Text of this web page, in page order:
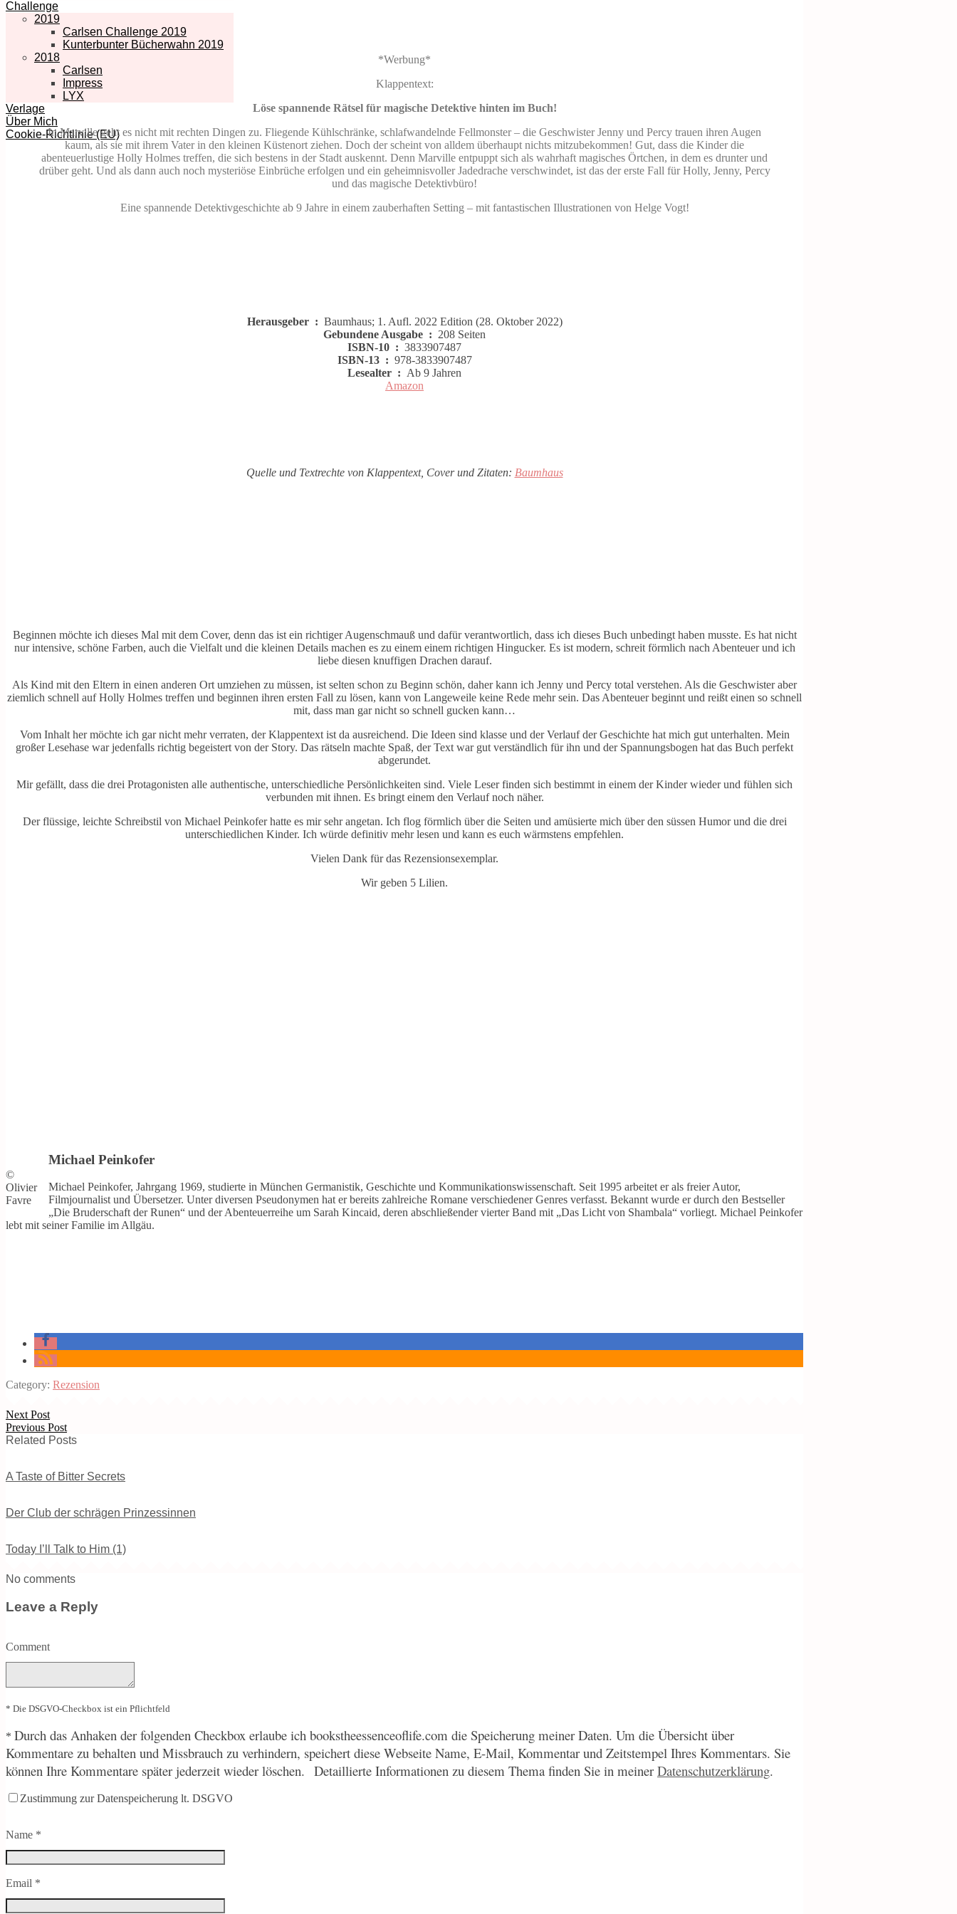
Challenge
2019
Carlsen Challenge 2019
Kunterbunter Bücherwahn 2019
2018
Carlsen
Impress
LYX
Verlage
Über Mich
Cookie-Richtlinie (EU)
*Werbung*
Klappentext:
Löse spannende Rätsel für magische Detektive hinten im Buch!
In Marville geht es nicht mit rechten Dingen zu. Fliegende Kühlschränke, schlafwandelnde Fellmonster – die Geschwister Jenny und Percy trauen ihren Augen
kaum, als sie mit ihrem Vater in den kleinen Küstenort ziehen. Doch der scheint von alldem überhaupt nichts mitzubekommen! Gut, dass die Kinder die
abenteuerlustige Holly Holmes treffen, die sich bestens in der Stadt auskennt. Denn Marville entpuppt sich als wahrhaft magisches Örtchen, in dem es drunter und
drüber geht. Und als dann auch noch mysteriöse Einbrüche erfolgen und ein geheimnisvoller Jadedrache verschwindet, ist das der erste Fall für Holly, Jenny, Percy
und das magische Detektivbüro!
Eine spannende Detektivgeschichte ab 9 Jahre in einem zauberhaften Setting – mit fantastischen Illustrationen von Helge Vogt!
Herausgeber ‏ : ‎ Baumhaus; 1. Aufl. 2022 Edition (28. Oktober 2022)
Gebundene Ausgabe ‏ : ‎ 208 Seiten
ISBN-10 ‏ : ‎ 3833907487
ISBN-13 ‏ : ‎ 978-3833907487
Lesealter ‏ : ‎ Ab 9 Jahren
Amazon
Quelle und Textrechte von Klappentext, Cover und Zitaten: Baumhaus
Beginnen möchte ich dieses Mal mit dem Cover, denn das ist ein richtiger Augenschmauß und dafür verantwortlich, dass ich dieses Buch unbedingt haben musste. Es hat nicht
nur intensive, schöne Farben, auch die Vielfalt und die kleinen Details machen es zu einem einem richtigen Hingucker. Es ist modern, schreit förmlich nach Abenteuer und ich
liebe diesen knuffigen Drachen darauf.
Als Kind mit den Eltern in einen anderen Ort umziehen zu müssen, ist selten schon zu Beginn schön, daher kann ich Jenny und Percy total verstehen. Als die Geschwister aber
ziemlich schnell auf Holly Holmes treffen und beginnen ihren ersten Fall zu lösen, kann von Langeweile keine Rede mehr sein. Das Abenteuer beginnt und reißt einen so schnell
mit, dass man gar nicht so schnell gucken kann…
Vom Inhalt her möchte ich gar nicht mehr verraten, der Klappentext ist da ausreichend. Die Ideen sind klasse und der Verlauf der Geschichte hat mich gut unterhalten. Mein
großer Lesehase war jedenfalls richtig begeistert von der Story. Das rätseln machte Spaß, der Text war gut verständlich für ihn und der Spannungsbogen hat das Buch perfekt
abgerundet.
Mir gefällt, dass die drei Protagonisten alle authentische, unterschiedliche Persönlichkeiten sind. Viele Leser finden sich bestimmt in einem der Kinder wieder und fühlen sich
verbunden mit ihnen. Es bringt einem den Verlauf noch näher.
Der flüssige, leichte Schreibstil von Michael Peinkofer hatte es mir sehr angetan. Ich flog förmlich über die Seiten und amüsierte mich über den süssen Humor und die drei
unterschiedlichen Kinder. Ich würde definitiv mehr lesen und kann es euch wärmstens empfehlen.
Vielen Dank für das Rezensionsexemplar.
Wir geben 5 Lilien.
©
Olivier
Favre
Michael Peinkofer
Michael Peinkofer, Jahrgang 1969, studierte in München Germanistik, Geschichte und Kommunikationswissenschaft. Seit 1995 arbeitet er als freier Autor,
Filmjournalist und Übersetzer. Unter diversen Pseudonymen hat er bereits zahlreiche Romane verschiedener Genres verfasst. Bekannt wurde er durch den Bestseller
„Die Bruderschaft der Runen“ und der Abenteuerreihe um Sarah Kincaid, deren abschließender vierter Band mit „Das Licht von Shambala“ vorliegt. Michael Peinkofer
lebt mit seiner Familie im Allgäu.
Category: Rezension
Next Post
Previous Post
Related Posts
A Taste of Bitter Secrets
Der Club der schrägen Prinzessinnen
Today I’ll Talk to Him (1)
No comments
Leave a Reply
Comment
* Die DSGVO-Checkbox ist ein Pflichtfeld
* Durch das Anhaken der folgenden Checkbox erlaube ich bookstheessenceoflife.com die Speicherung meiner Daten. Um die Übersicht über
Kommentare zu behalten und Missbrauch zu verhindern, speichert diese Webseite Name, E-Mail, Kommentar und Zeitstempel Ihres Kommentars. Sie
können Ihre Kommentare später jederzeit wieder löschen. Detaillierte Informationen zu diesem Thema finden Sie in meiner Datenschutzerklärung.
Zustimmung zur Datenspeicherung lt. DSGVO
Name *
Email *